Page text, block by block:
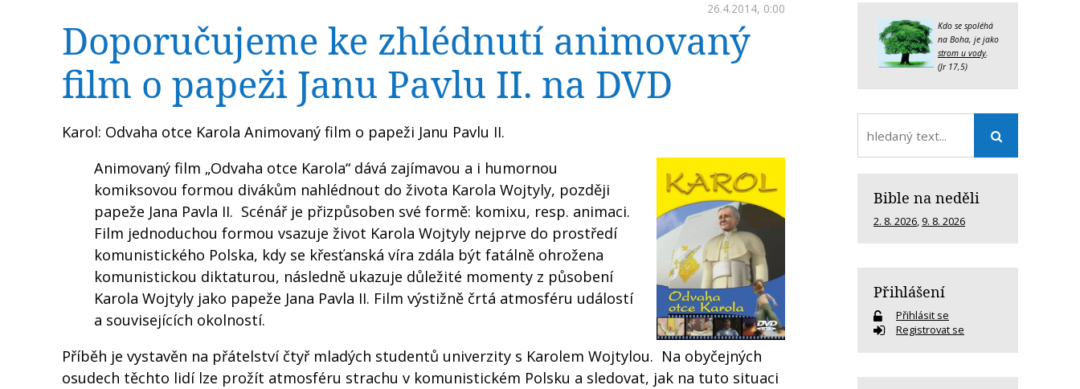
26.4.2014, 0:00
Doporučujeme ke zhlédnutí animovaný
film o papeži Janu Pavlu II. na DVD
Karol: Odvaha otce Karola Animovaný film o papeži Janu Pavlu II.
Animovaný film „Odvaha otce Karola“ dává zajímavou a i humornou
komiksovou formou divákům nahlédnout do života Karola Wojtyly, později
papeže Jana Pavla II. Scénář je přizpůsoben své formě: komixu, resp. animaci.
Film jednoduchou formou vsazuje život Karola Wojtyly nejprve do prostředí
komunistického Polska, kdy se křesťanská víra zdála být fatálně ohrožena
komunistickou diktaturou, následně ukazuje důležité momenty z působení
Karola Wojtyly jako papeže Jana Pavla II. Film výstižně črtá atmosféru událostí
a souvisejících okolností.
Příběh je vystavěn na přátelství čtyř mladých studentů univerzity s Karolem Wojtylou. Na obyčejných
osudech těchto lidí lze prožít atmosféru strachu v komunistickém Polsku a sledovat, jak na tuto situaci
Kdo se spoléhá
na Boha, je jako
strom u vody.
(Jr 17,5)
Bible na neděli
2. 8. 2026, 9. 8. 2026
Přihlášení
Přihlásit se
Registrovat se